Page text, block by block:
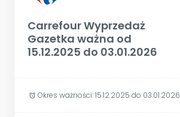
Carrefour Wyprzedaż
Gazetka ważna od
15.12.2025 do 03.01.2026
alarm Okres ważności:15.12.2025 do 03.01.2026